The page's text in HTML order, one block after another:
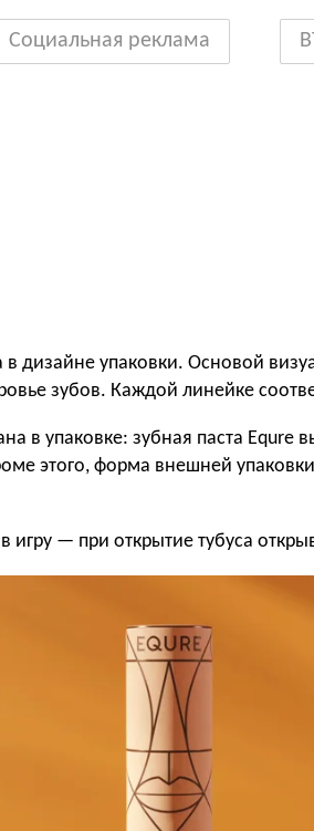
Социальная реклама
дизайне упаковки. Основой
зубов. Каждой линейке
в упаковке: зубная паста Equre
этого, форма внешней
— при открытие тубуса